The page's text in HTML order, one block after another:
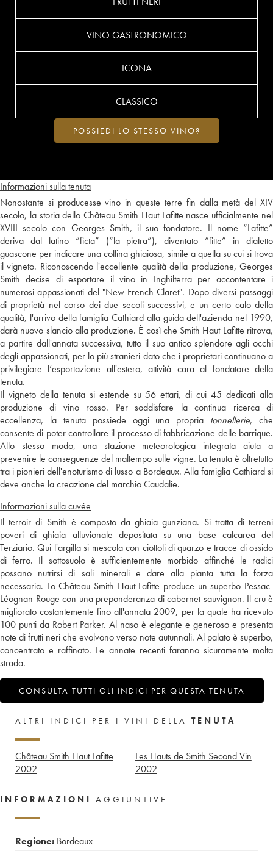
Informazioni sulla tenuta
Nonostante si producesse vino in queste terre fin dalla metà del XIV
secolo, la storia dello Château Smith Haut Lafitte nasce ufficialmente nel
XVIII secolo con Georges Smith, il suo fondatore. Il nome “Lafitte”
deriva dal latino “ficta” (“la pietra”), diventato “fitte” in dialetto
guascone per indicare una collina ghiaiosa, simile a quella su cui si trova
il vigneto. Riconoscendo l'eccellente qualità della produzione, Georges
Smith decise di esportare il vino in Inghilterra per accontentare i
numerosi appassionati del "New French Claret". Dopo diversi passaggi
di proprietà nel corso dei due secoli successivi, e un certo calo della
qualità, l'arrivo della famiglia Cathiard alla guida dell'azienda nel 1990,
darà nuovo slancio alla produzione. È così che Smith Haut Lafitte ritrova,
a partire dall'annata successiva, tutto il suo antico splendore agli occhi
degli appassionati, per lo più stranieri dato che i proprietari continuano a
privilegiare l’esportazione all'estero, attività cara al fondatore della
tenuta.
Il vigneto della tenuta si estende su 56 ettari, di cui 45 dedicati alla
produzione di vino rosso. Per soddisfare la continua ricerca di
eccellenza, la tenuta possiede oggi una propria tonnellerie, che
consente di poter controllare il processo di fabbricazione delle barrique.
Allo stesso modo, una stazione meteorologica integrata aiuta a
prevenire le conseguenze del maltempo sulle vigne. La tenuta è oltretutto
tra i pionieri dell'enoturismo di lusso a Bordeaux. Alla famiglia Cathiard si
deve anche la creazione del marchio Caudalie.
Informazioni sulla cuvée
Il terroir di Smith è composto da ghiaia gunziana. Si tratta di terreni
poveri di ghiaia alluvionale depositata su una base calcarea del
Terziario. Qui l'argilla si mescola con ciottoli di quarzo e tracce di ossido
di ferro. Il sottosuolo è sufficientemente morbido affinché le radici
possano nutrirsi di sali minerali e dare alla pianta tutta la forza
necessaria. Lo Château Smith Haut Lafitte produce un superbo Pessac-
Léognan Rouge con una preponderanza di cabernet sauvignon. Il cru è
migliorato costantemente fino all'annata 2009, per la quale ha ricevuto
100 punti da Robert Parker. Al naso è elegante e generoso e presenta
note di frutti neri che evolvono verso note autunnali. Al palato è superbo,
concentrato e raffinato. Le annate recenti faranno sicuramente molta
strada.
CONSULTA TUTTI GLI INDICI PER QUESTA TENUTA
VINO GASTRONOMICO
ICONA
CLASSICO
POSSIEDI LO STESSO VINO?
ALTRI INDICI PER I VINI DELLA TENUTA
Château Smith Haut Lafitte
2002
Les Hauts de Smith Second Vin
2002
INFORMAZIONI AGGIUNTIVE
Regione: Bordeaux